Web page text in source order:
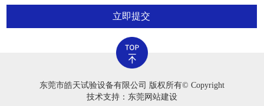
立即提交
东莞市皓天试验设备有限公司 版权所有© Copyright
技术支持：东莞网站建设